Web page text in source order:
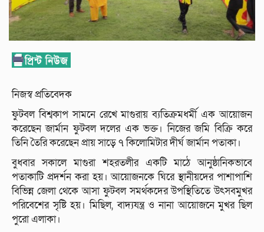
নিজস্ব প্রতিবেদক
ফুটবল বিশ্বকাপ সামনে রেখে মাগুরায় ব্যতিক্রমধর্মী এক আয়োজন
করেছেন জার্মান ফুটবল দলের এক ভক্ত। নিজের জমি বিক্রি করে
তিনি তৈরি করেছেন প্রায় সাড়ে ৭ কিলোমিটার দীর্ঘ জার্মান পতাকা।
বুধবার সকালে মাগুরা শহরতলীর একটি মাঠে আনুষ্ঠানিকভাবে
পতাকাটি প্রদর্শন করা হয়। আয়োজনকে ঘিরে স্থানীয়দের পাশাপাশি
বিভিন্ন জেলা থেকে আসা ফুটবল সমর্থকদের উপস্থিতিতে উৎসবমুখর
পরিবেশের সৃষ্টি হয়। মিছিল, বাদ্যযন্ত্র ও নানা আয়োজনে মুখর ছিল
পুরো এলাকা।